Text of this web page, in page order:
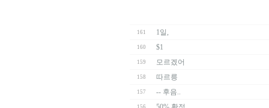
161 1일,
160 $1
159 모르겠어
158 따르릉
157 -- 후음..
156